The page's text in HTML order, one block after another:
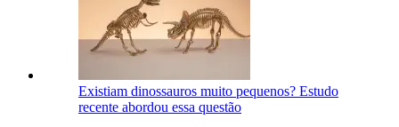
Existiam dinossauros muito pequenos? Estudo
recente abordou essa questão